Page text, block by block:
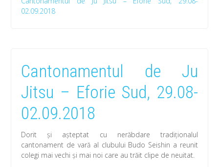
02.09.2018
Cantonamentul de Ju
Jitsu – Eforie Sud, 29.08-
02.09.2018
Dorit și așteptat cu nerăbdare tradiționalul
cantonament de vară al clubului Budo Seishin a reunit
colegi mai vechi și mai noi care au trăit clipe de neuitat.